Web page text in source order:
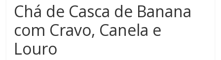
Chá de Casca de Banana
com Cravo, Canela e
Louro